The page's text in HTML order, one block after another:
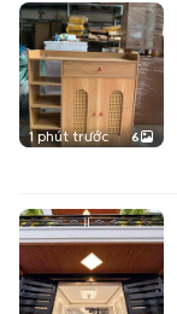
1 phút trước 6